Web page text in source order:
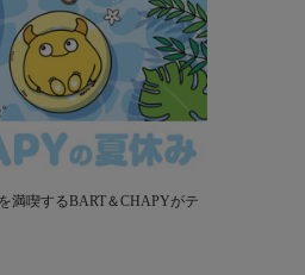
満喫するBART＆CHAPYがテ